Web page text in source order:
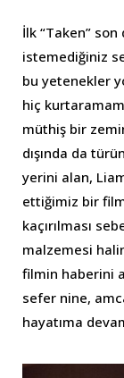
İlk “Taken” son
istemediğiniz
bu yetenekler
hiç
müthiş bir
dışında da
yerini alan,
ettiğimiz bir
kaçırılması
malzemesi
filmin haberini
sefer nine,
hayatıma